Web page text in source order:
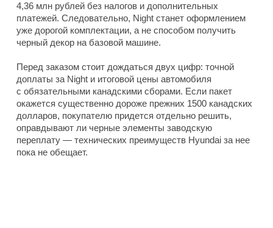
4,36 млн рублей без налогов и дополнительных
платежей. Следовательно, Night станет оформлением
уже дорогой комплектации, а не способом получить
черный декор на базовой машине.
Перед заказом стоит дождаться двух цифр: точной
доплаты за Night и итоговой цены автомобиля
с обязательными канадскими сборами. Если пакет
окажется существенно дороже прежних 1500 канадских
долларов, покупателю придется отдельно решить,
оправдывают ли черные элементы заводскую
переплату — технических преимуществ Hyundai за нее
пока не обещает.